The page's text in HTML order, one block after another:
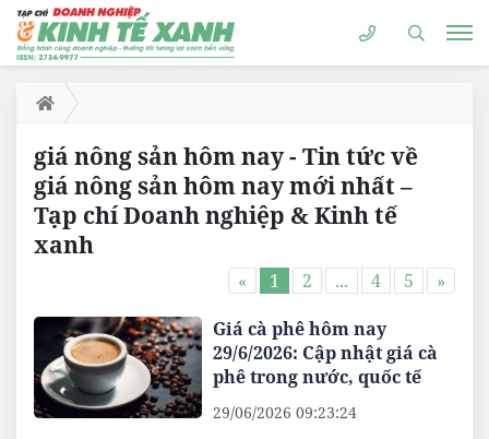
giá nông sản hôm nay - Tin tức về
giá nông sản hôm nay mới nhất –
Tạp chí Doanh nghiệp & Kinh tế
xanh
« 1 2 ... 4 5 »
Giá cà phê hôm nay
29/6/2026: Cập nhật giá cà
phê trong nước, quốc tế
29/06/2026 09:23:24